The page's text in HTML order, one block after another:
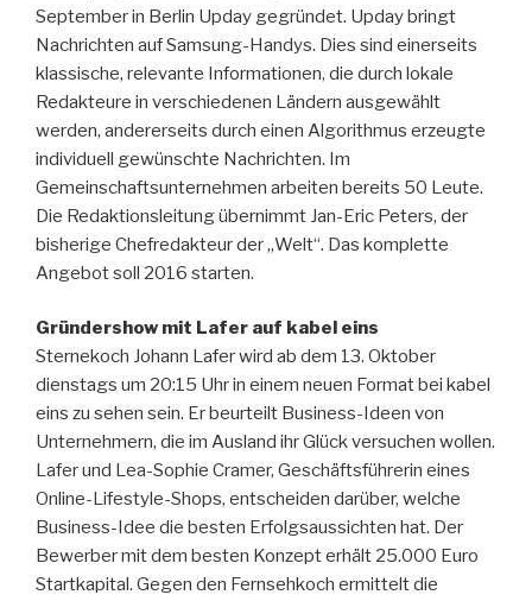
September in Berlin Upday gegründet. Upday bringt
Nachrichten auf Samsung-Handys. Dies sind einerseits
klassische, relevante Informationen, die durch lokale
Redakteure in verschiedenen Ländern ausgewählt
werden, andererseits durch einen Algorithmus erzeugte
individuell gewünschte Nachrichten. Im
Gemeinschaftsunternehmen arbeiten bereits 50 Leute.
Die Redaktionsleitung übernimmt Jan-Eric Peters, der
bisherige Chefredakteur der „Welt“. Das komplette
Angebot soll 2016 starten.
Gründershow mit Lafer auf kabel eins
Sternekoch Johann Lafer wird ab dem 13. Oktober
dienstags um 20:15 Uhr in einem neuen Format bei kabel
eins zu sehen sein. Er beurteilt Business-Ideen von
Unternehmern, die im Ausland ihr Glück versuchen wollen.
Lafer und Lea-Sophie Cramer, Geschäftsführerin eines
Online-Lifestyle-Shops, entscheiden darüber, welche
Business-Idee die besten Erfolgsaussichten hat. Der
Bewerber mit dem besten Konzept erhält 25.000 Euro
Startkapital. Gegen den Fernsehkoch ermittelt die